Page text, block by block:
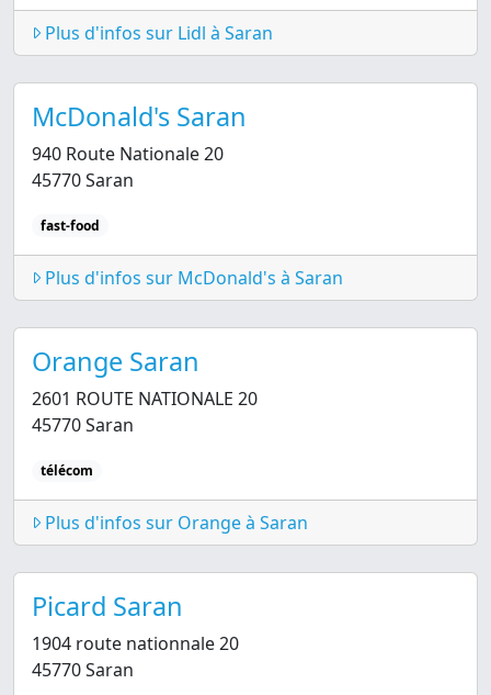
Plus d'infos sur Lidl à Saran
McDonald's Saran
940 Route Nationale 20
45770 Saran
fast-food
Plus d'infos sur McDonald's à Saran
Orange Saran
2601 ROUTE NATIONALE 20
45770 Saran
télécom
Plus d'infos sur Orange à Saran
Picard Saran
1904 route nationnale 20
45770 Saran